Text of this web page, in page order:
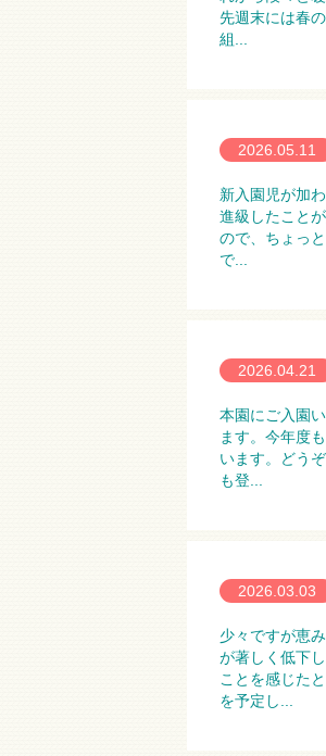
先週末には春
組...
2026.05.11
新入園児が加
進級したこと
ので、ちょっ
で...
2026.04.21
本園にご入園
ます。今年度
います。どう
も登...
2026.03.03
少々ですが恵
が著しく低下
ことを感じた
を予定し...